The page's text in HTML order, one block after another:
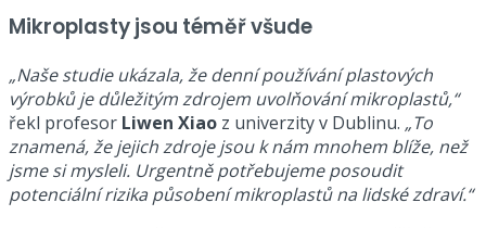
Mikroplasty jsou téměř všude
„Naše studie ukázala, že denní používání plastových
výrobků je důležitým zdrojem uvolňování mikroplastů,“
řekl profesor Liwen Xiao z univerzity v Dublinu. „To
znamená, že jejich zdroje jsou k nám mnohem blíže, než
jsme si mysleli. Urgentně potřebujeme posoudit
potenciální rizika působení mikroplastů na lidské zdraví.“